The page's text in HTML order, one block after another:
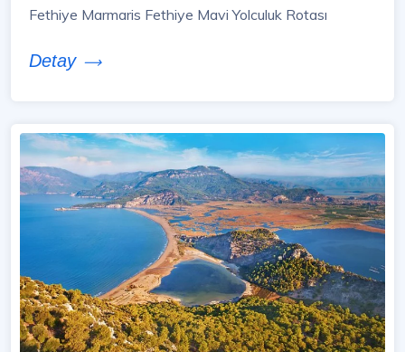
Fethiye Marmaris Fethiye Mavi Yolculuk Rotası
Detay